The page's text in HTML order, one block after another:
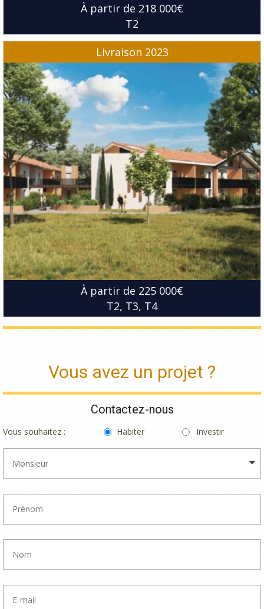
À partir de 218 000€
T2
Livraison 2023
À partir de 225 000€
T2 T3 T4
Vous avez un projet ?
Contactez-nous
Vous souhaitez : Habiter Investir
Monsieur